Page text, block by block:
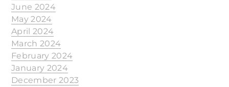
June 2024
May 2024
April 2024
March 2024
February 2024
January 2024
December 2023